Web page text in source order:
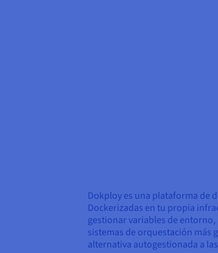
Dokploy es una plataforma de
Dockerizadas en tu propia
gestionar variables de
sistemas de orquestación más
alternativa autogestionada a